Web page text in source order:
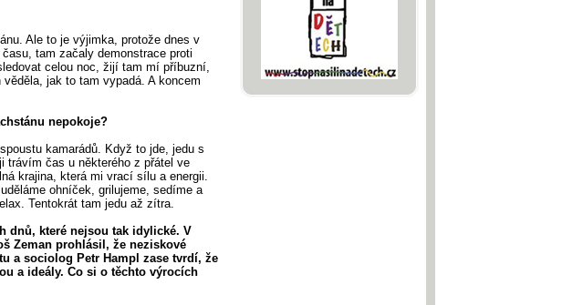
Ale to je výjimka, protože dnes v
tam začaly demonstrace proti
celou noc, žijí tam mí příbuzní,
jak to tam vypadá. A koncem
nepokoje?
kamarádů. Když to jde, jedu s
trávím čas u některého z přátel ve
krajina, která mi vrací sílu a energii.
ohníček, grilujeme, sedíme a
Tentokrát tam jedu až zítra.
dnů, které nejsou tak idylické. V
Zeman prohlásil, že neziskové
a sociolog Petr Hampl zase tvrdí, že
a ideály. Co si o těchto výrocích